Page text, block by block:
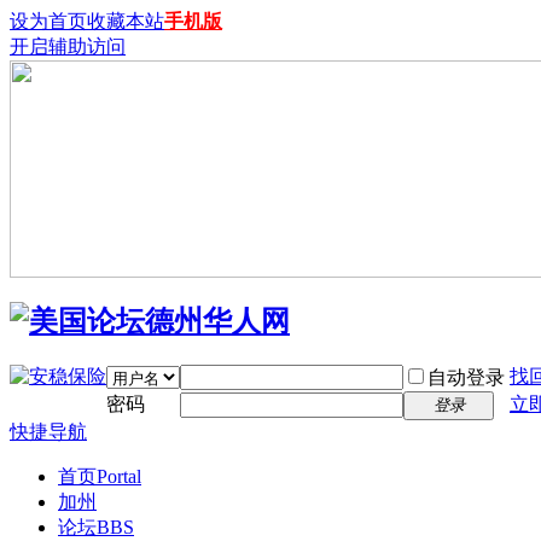
设为首页收藏本站手机版
开启辅助访问
自动登录 找
密码
登录
立
快捷导航
首页Portal
加州
论坛BBS